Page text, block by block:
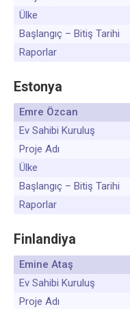
Ülke
Başlangıç – Bitiş Tarihi
Raporlar
Estonya
Emre Özcan
Ev Sahibi Kuruluş
Proje Adı
Ülke
Başlangıç – Bitiş Tarihi
Raporlar
Finlandiya
Emine Ataş
Ev Sahibi Kuruluş
Proje Adı